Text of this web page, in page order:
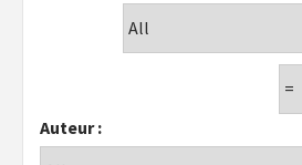
Auteur :